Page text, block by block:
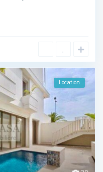
Location